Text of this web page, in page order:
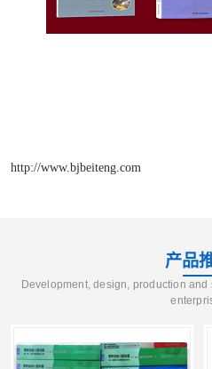
http://www.bjbeiteng.com
产品
Development, design, production